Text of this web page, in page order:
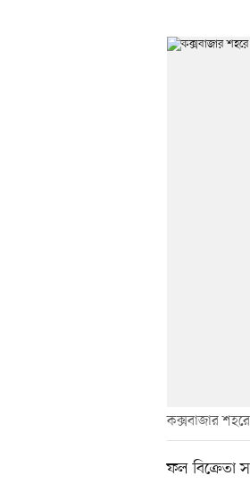
কক্সবাজার
ফল বিক্রেতা